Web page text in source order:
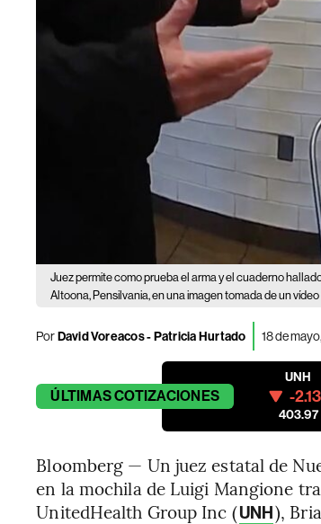
Juez permite como prueba el arma y el cuaderno
Altoona, Pensilvania, en una imagen tomada de un
PorDavid Voreacos - Patricia Hurtado 18 de
ÚLTIMASCOTIZACIONES
UNH
-
403.97
Bloomberg — Un juez estatal de
en la mochila de Luigi Mangione
UnitedHealth Group Inc (UNH),